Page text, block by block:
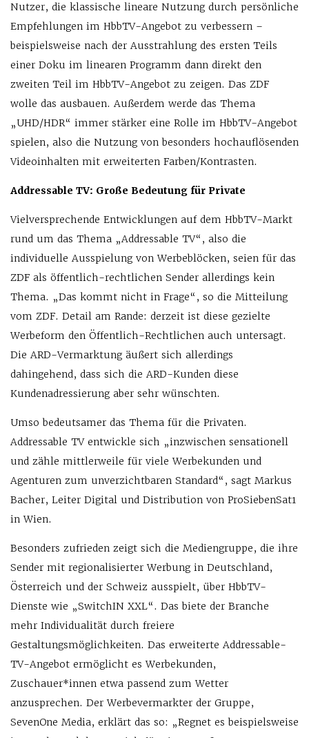
Nutzer, die klassische lineare Nutzung durch persönliche
Empfehlungen im HbbTV-Angebot zu verbessern –
beispielsweise nach der Ausstrahlung des ersten Teils
einer Doku im linearen Programm dann direkt den
zweiten Teil im HbbTV-Angebot zu zeigen. Das ZDF
wolle das ausbauen. Außerdem werde das Thema
„UHD/HDR“ immer stärker eine Rolle im HbbTV-Angebot
spielen, also die Nutzung von besonders hochauflösenden
Videoinhalten mit erweiterten Farben/Kontrasten.
Addressable TV: Große Bedeutung für Private
Vielversprechende Entwicklungen auf dem HbbTV-Markt
rund um das Thema „Addressable TV“, also die
individuelle Ausspielung von Werbeblöcken, seien für das
ZDF als öffentlich-rechtlichen Sender allerdings kein
Thema. „Das kommt nicht in Frage“, so die Mitteilung
vom ZDF. Detail am Rande: derzeit ist diese gezielte
Werbeform den Öffentlich-Rechtlichen auch untersagt.
Die ARD-Vermarktung äußert sich allerdings
dahingehend, dass sich die ARD-Kunden diese
Kundenadressierung aber sehr wünschten.
Umso bedeutsamer das Thema für die Privaten.
Addressable TV entwickle sich „inzwischen sensationell
und zähle mittlerweile für viele Werbekunden und
Agenturen zum unverzichtbaren Standard“, sagt Markus
Bacher, Leiter Digital und Distribution von ProSiebenSat1
in Wien.
Besonders zufrieden zeigt sich die Mediengruppe, die ihre
Sender mit regionalisierter Werbung in Deutschland,
Österreich und der Schweiz ausspielt, über HbbTV-
Dienste wie „SwitchIN XXL“. Das biete der Branche
mehr Individualität durch freiere
Gestaltungsmöglichkeiten. Das erweiterte Addressable-
TV-Angebot ermöglicht es Werbekunden,
Zuschauer*innen etwa passend zum Wetter
anzusprechen. Der Werbevermarkter der Gruppe,
SevenOne Media, erklärt das so: „Regnet es beispielsweise